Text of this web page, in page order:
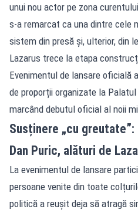
unui nou actor pe zona
s-a remarcat ca una dintre cele
sistem din presă și, ulterior, din
Lazarus trece la etapa
Evenimentul de lansare oficială
de proporții organizate la
marcând debutul oficial al noii
Susținere „cu
Dan Puric, alături de
La evenimentul de lansare
persoane venite din toate
politică a reușit deja să atragă